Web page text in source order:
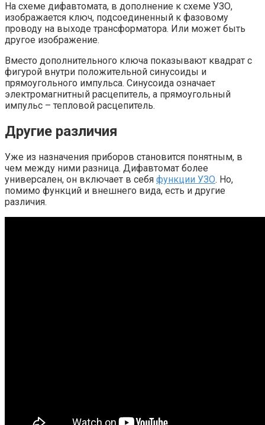
На схеме дифавтомата, в дополнение к схеме УЗО,
изображается ключ, подсоединенный к фазовому
проводу на выходе трансформатора. Или может быть
другое изображение.
Вместо дополнительного ключа показывают квадрат с
фигурой внутри положительной синусоиды и
прямоугольного импульса. Синусоида означает
электромагнитный расцепитель, а прямоугольный
импульс – тепловой расцепитель.
Другие различия
Уже из назначения приборов становится понятным, в
чем между ними разница. Дифавтомат более
универсален, он включает в себя функции УЗО. Но,
помимо функций и внешнего вида, есть и другие
различия.